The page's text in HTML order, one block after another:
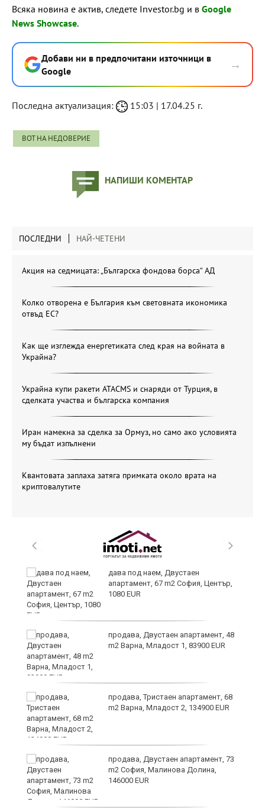
Всяка новина е актив, следете Investor.bg и в Google
News Showcase.
Добави ни в предпочитани източници в
Google
→
Последна актуализация: 15:03 | 17.04.25 г.
ВОТ НА НЕДОВЕРИЕ
НАПИШИ КОМЕНТАР
ПОСЛЕДНИ НАЙ-ЧЕТЕНИ
Акция на седмицата: „Българска фондова борса“ АД
Колко отворена е България към световната икономика
отвъд ЕС?
Как ще изглежда енергетиката след края на войната в
Украйна?
Украйна купи ракети ATACMS и снаряди от Турция, в
сделката участва и българска компания
Иран намекна за сделка за Ормуз, но само ако условията
му бъдат изпълнени
Квантовата заплаха затяга примката около врата на
криптовалутите
дава под наем, Двустаен
апартамент, 67 m2 София, Център,
1080 EUR
продава, Двустаен апартамент, 48
m2 Варна, Младост 1, 83900 EUR
продава, Тристаен апартамент, 68
m2 Варна, Младост 2, 134900 EUR
продава, Двустаен апартамент, 73
m2 София, Малинова Долина,
146000 EUR